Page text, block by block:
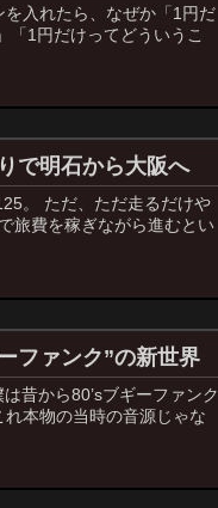
入れたら、なぜか「1円だ
「1円だけってどういうこ
で明石から大阪へ
。 ただ、ただ走るだけや
旅費を稼ぎながら進むとい
ファンク”の新世界
昔から80’sブギーファンク
本物の当時の音源じゃな